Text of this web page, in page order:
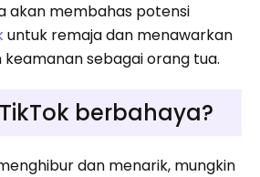
akan membahas potensi
untuk remaja dan menawarkan
sebagai orang tua.
berbahaya?
dan menarik, mungkin